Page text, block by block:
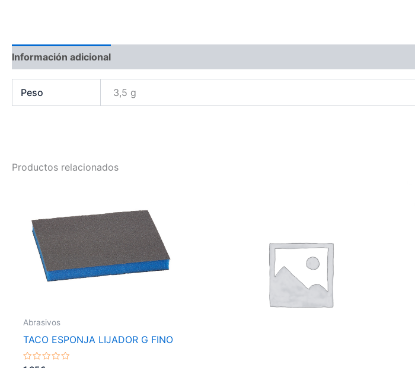
Información adicional
Peso 3,5 g
Productos relacionados
Abrasivos
TACO ESPONJA LIJADOR G FINO